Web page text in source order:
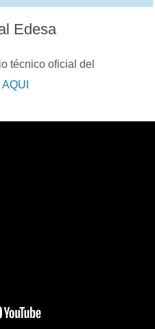
Edesa
técnico oficial del
AQUI